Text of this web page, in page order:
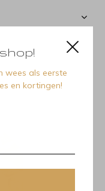
wees als eerste
en kortingen!